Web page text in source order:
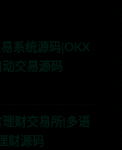
系统源码|OKX
交易源码
财交易所|多语
财源码